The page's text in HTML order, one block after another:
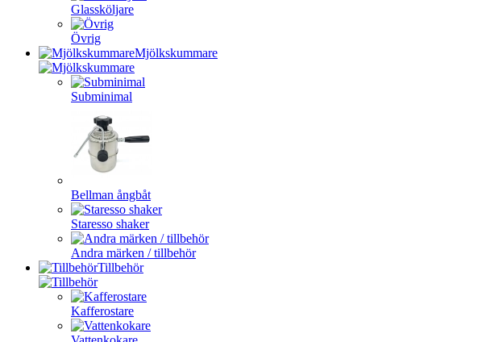
Glassköljare
Övrig
Mjölkskummare
Subminimal
Bellman ångbåt
Staresso shaker
Andra märken / tillbehör
Tillbehör
Kafferostare